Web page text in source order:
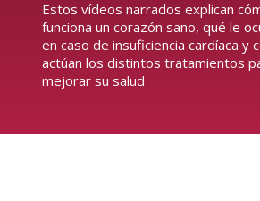
Estos vídeos narrados explican
funciona un corazón sano, qué le
en caso de insuficiencia cardíaca y
actúan los distintos tratamientos
mejorar su salud